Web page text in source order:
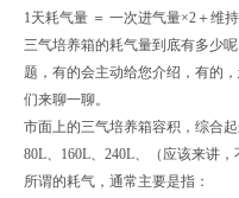
1天耗气量 ＝ 一次进气量×2＋维
三气培养箱的耗气量到底有多少
题，有的会主动给您介绍，有的
们来聊一聊。
市面上的三气培养箱容积，综合起
80L、160L、240L、（应该来讲
所谓的耗气，通常主要是指：